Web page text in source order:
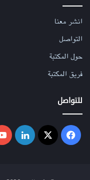
انشر معنا
التواصل
حول المكتبة
فريق المكتبة
للتواصل
فيسبوك ‫X لينكدإن